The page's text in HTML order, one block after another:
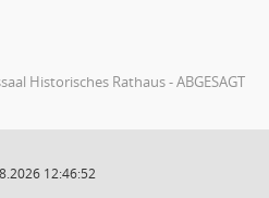
Historisches Rathaus - ABGESAGT
12:46:52